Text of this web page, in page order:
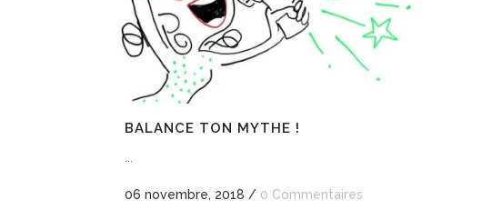
BALANCE TON MYTHE !
06 novembre, 2018 / 0 Commentaires